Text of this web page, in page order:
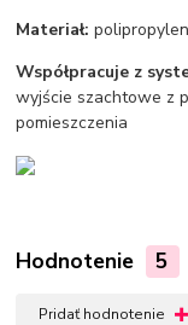
Materiał: polipropylen
Współpracuje z
wyjście szachtowe z
pomieszczenia
Hodnotenie 5
Pridať hodnotenie